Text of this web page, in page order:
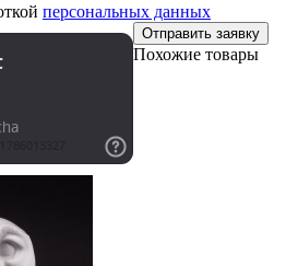
персональных данных
Отправить заявку
Похожие товары